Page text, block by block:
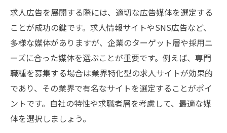
は
基本的なKPIの設定方法
CTR（クリック率）とその改善方法
応募者数と採用数の関係
広告媒体ごとの費用対効果の比較
応募から採用までのプロセスの分析
リターン・オン・アドバーティスメント・
求人広告を展開する際には、適切な広告媒体を選定する
ことが成功の鍵です。求人情報サイトやSNS広告など、
多様な媒体がありますが、企業のターゲット層や採用ニ
ーズに合った媒体を選ぶことが重要です。例えば、専門
職種を募集する場合は業界特化型の求人サイトが効果的
であり、その業界で有名なサイトを選定することがポイ
ントです。自社の特性や求職者層を考慮して、最適な媒
体を選択しましょう。